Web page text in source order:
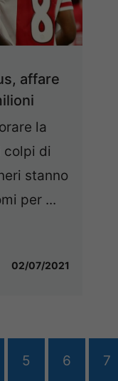
affare
la
colpi di
stanno
per ...
02/07/2021
5 6 7